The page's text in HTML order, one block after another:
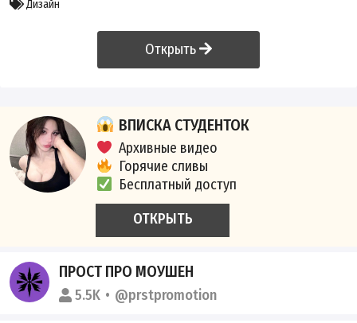
Дизайн
Открыть
ВПИСКА СТУДЕНТОК
Архивные видео
Горячие сливы
Бесплатный доступ
ОТКРЫТЬ
ПРОСТ ПРО МОУШЕН
5.5K @prstpromotion